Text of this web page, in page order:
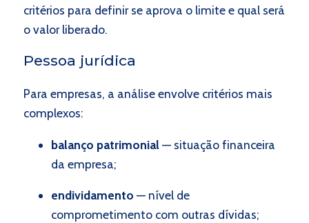
critérios para definir se aprova o limite e qual será
o valor liberado.
Pessoa jurídica
Para empresas, a análise envolve critérios mais
complexos:
balanço patrimonial— situação financeira
da empresa;
endividamento — nível de
comprometimento com outras dívidas;